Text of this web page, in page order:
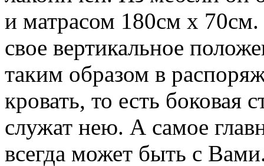
и матрасом 180см x 70см.
свое вертикальное
таким образом в
кровать, то есть боковая
служат нею. А самое
всегда может быть с